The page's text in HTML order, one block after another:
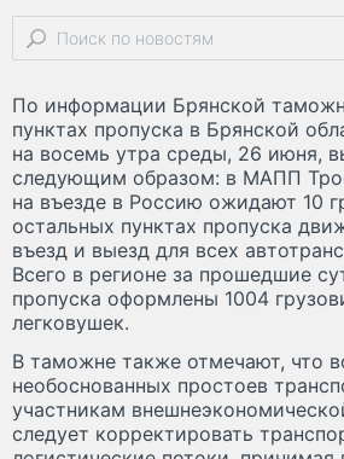
По информации Брянской
пунктах пропуска в Брянской
на восемь утра среды, 26 июня,
следующим образом: в МАПП
на въезде в Россию ожидают 10
остальных пунктах пропуска
въезд и выезд для всех
Всего в регионе за прошедшие
пропуска оформлены 1004
легковушек.
В таможне также отмечают, что
необоснованных простоев
участникам
следует корректировать